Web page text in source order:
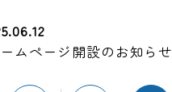
ムページ開設のお知らせ